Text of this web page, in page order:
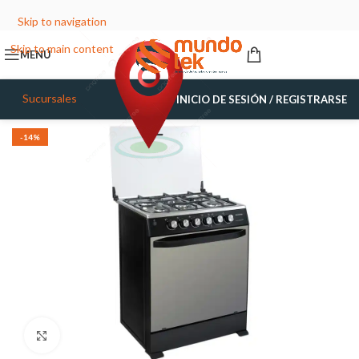
Skip to navigation
Skip to main content
MENÚ
Sucursales INICIO DE SESIÓN / REGISTRARSE
-14%
Haga Click para agrandar